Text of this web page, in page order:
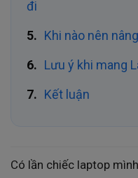
đi
Khi nào nên
Lưu ý khi mang
Kết luận
Có lần chiếc laptop